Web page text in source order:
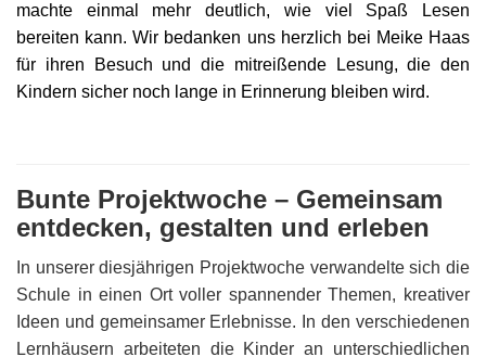
machte einmal mehr deutlich, wie viel Spaß Lesen
bereiten kann. Wir bedanken uns herzlich bei Meike Haas
für ihren Besuch und die mitreißende Lesung, die den
Kindern sicher noch lange in Erinnerung bleiben wird.
Bunte Projektwoche – Gemeinsam
entdecken, gestalten und erleben
In unserer diesjährigen Projektwoche verwandelte sich die
Schule in einen Ort voller spannender Themen, kreativer
Ideen und gemeinsamer Erlebnisse. In den verschiedenen
Lernhäusern arbeiteten die Kinder an unterschiedlichen